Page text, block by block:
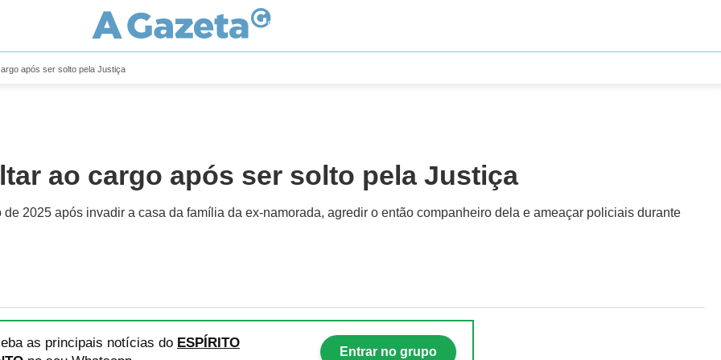
após ser solto pela Justiça
ao cargo após ser solto pela Justiça
2025 após invadir a casa da família da ex-namorada, agredir o então companheiro dela e ameaçar policiais durante
as principais notícias do ESPÍRITO
Entrar no grupo